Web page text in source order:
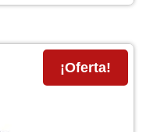
¡Oferta!